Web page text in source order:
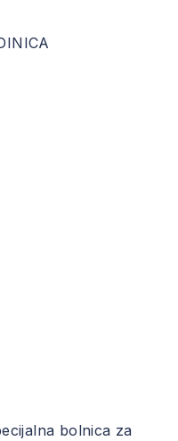
bolnica za